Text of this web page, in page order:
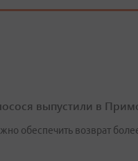
выпустили в
обеспечить возврат